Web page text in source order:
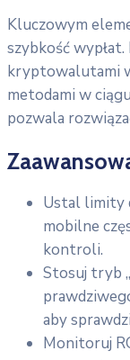
Kluczowym
szybkość
kryptowalutami
metodami w
pozwala
Ustal limity
mobilne
kontroli.
Stosuj tryb
aby
Monitoruj